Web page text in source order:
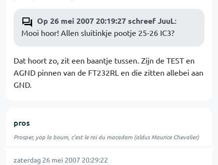
Op 26 mei 2007 20:19:27 schreef JuuL:
Mooi hoor! Allen sluitinkje pootje 25-26 IC3?
Dat hoort zo, zit een baantje tussen. Zijn de TEST en
AGND pinnen van de FT232RL en die zitten allebei aan
GND.
pros
Prosper, yop la boum, c'est le roi du macadam (aldus Maurice Chevalier)
zaterdag 26 mei 2007 20:29:22